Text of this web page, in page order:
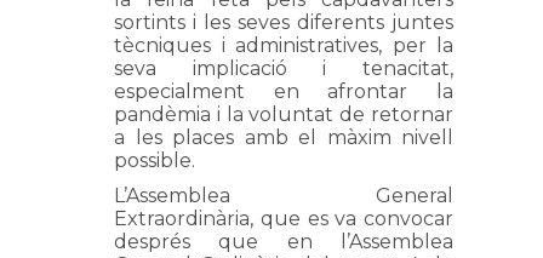
sortints i les seves diferents juntes
tècniques i administratives, per la
seva implicació i tenacitat,
especialment en afrontar la
pandèmia i la voluntat de retornar
a les places amb el màxim nivell
possible.
L’Assemblea General
Extraordinària, que es va convocar
després que en l’Assemblea